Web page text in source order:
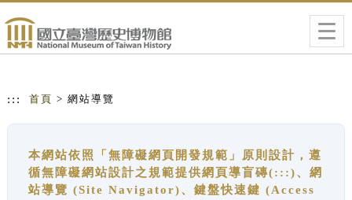
::: 首頁 > 網站導覽
本網站依照「無障礙網頁開發規範」原則設計，遵
循無障礙網站設計之規範提供網頁導盲磚(:::)、網
站導覽 (Site Navigator)、鍵盤快速鍵 (Access